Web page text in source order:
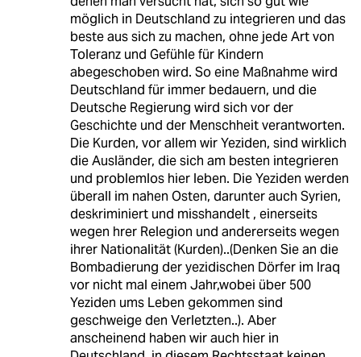
möglich in Deutschland zu integrieren und das
beste aus sich zu machen, ohne jede Art von
Toleranz und Gefühle für Kindern
abegeschoben wird. So eine Maßnahme wird
Deutschland für immer bedauern, und die
Deutsche Regierung wird sich vor der
Geschichte und der Menschheit verantworten.
Die Kurden, vor allem wir Yeziden, sind wirklich
die Ausländer, die sich am besten integrieren
und problemlos hier leben. Die Yeziden werden
überall im nahen Osten, darunter auch Syrien,
deskriminiert und misshandelt , einerseits
wegen hrer Relegion und andererseits wegen
ihrer Nationalität (Kurden)..(Denken Sie an die
Bombadierung der yezidischen Dörfer im Iraq
vor nicht mal einem Jahr,wobei über 500
Yeziden ums Leben gekommen sind
geschweige den Verletzten..). Aber
anscheinend haben wir auch hier in